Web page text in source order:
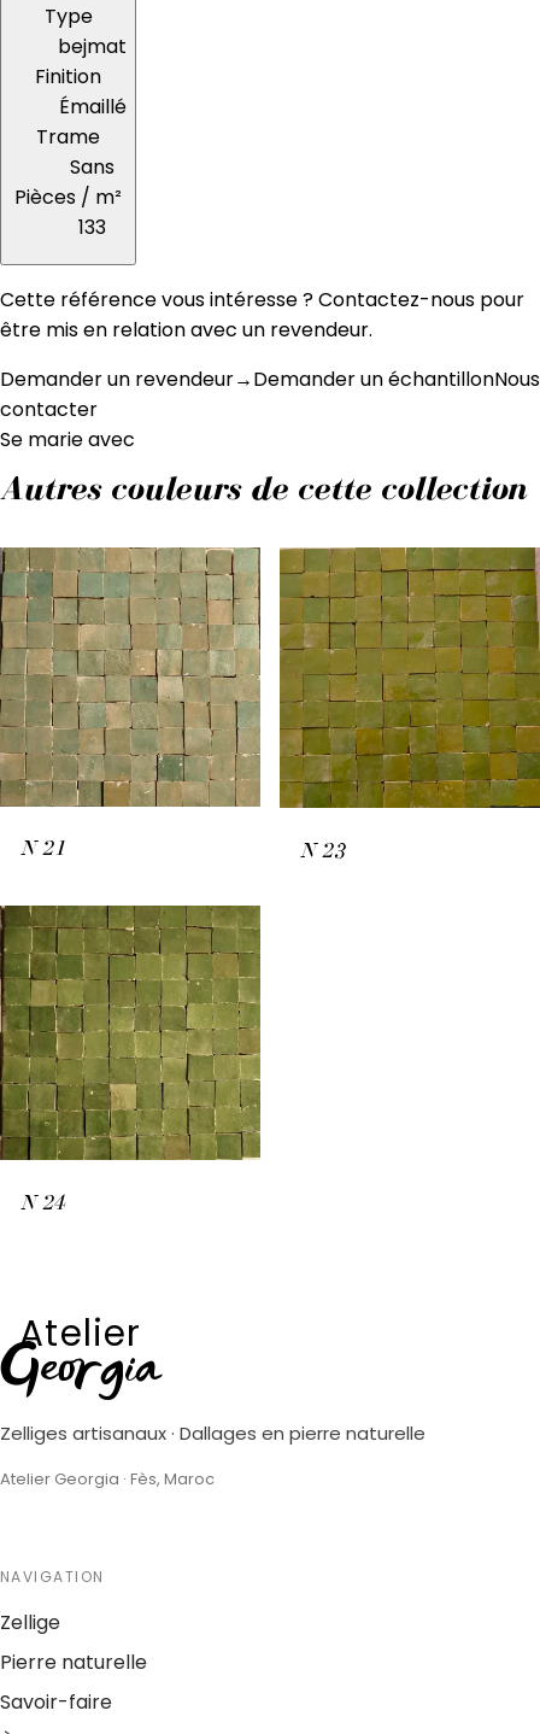
Type
bejmat
Finition
Émaillé
Trame
Sans
Pièces / m²
133
Cette référence vous intéresse ? Contactez-nous pour
être mis en relation avec un revendeur.
Demander un revendeur→Demander un échantillonNous
contacter
Se marie avec
Autres couleurs de cette collection
N21 N 23
N24
Atelier
Georgia
Zelliges artisanaux · Dallages en pierre naturelle
Atelier Georgia · Fès, Maroc
NAVIGATION
Zellige
Pierre naturelle
Savoir-faire